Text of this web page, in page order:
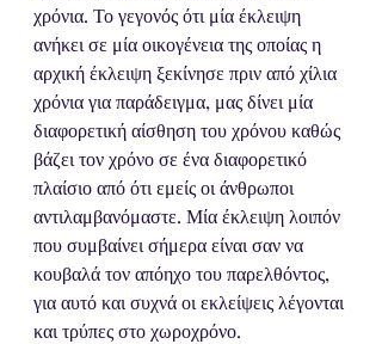
χρόνια. Το γεγονός ότι μία έκλειψη
ανήκει σε μία οικογένεια της οποίας η
αρχική έκλειψη ξεκίνησε πριν από χίλια
χρόνια για παράδειγμα, μας δίνει μία
διαφορετική αίσθηση του χρόνου καθώς
βάζει τον χρόνο σε ένα διαφορετικό
πλαίσιο από ότι εμείς οι άνθρωποι
αντιλαμβανόμαστε. Μία έκλειψη λοιπόν
που συμβαίνει σήμερα είναι σαν να
κουβαλά τον απόηχο του παρελθόντος,
για αυτό και συχνά οι εκλείψεις λέγονται
και τρύπες στο χωροχρόνο.